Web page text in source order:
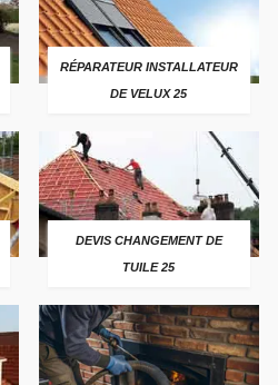
RÉPARATEUR INSTALLATEUR
DE VELUX 25
DEVIS CHANGEMENT DE
TUILE 25